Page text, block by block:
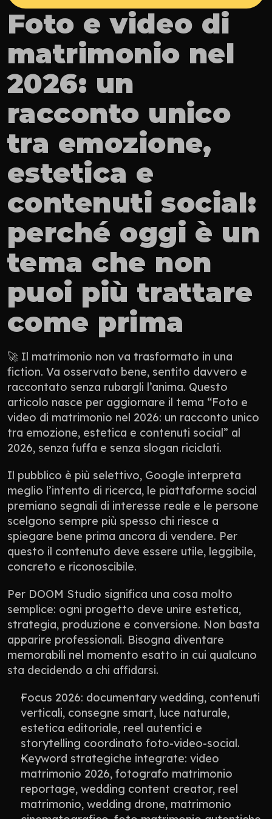
Foto e video di
matrimonio nel
2026: un
racconto unico
tra emozione,
estetica e
contenuti social:
perché oggi è un
tema che non
puoi più trattare
come prima
🚀 Il matrimonio non va trasformato in una
fiction. Va osservato bene, sentito davvero e
raccontato senza rubargli l’anima. Questo
articolo nasce per aggiornare il tema “Foto e
video di matrimonio nel 2026: un racconto unico
tra emozione, estetica e contenuti social” al
2026, senza fuffa e senza slogan riciclati.
Il pubblico è più selettivo, Google interpreta
meglio l’intento di ricerca, le piattaforme social
premiano segnali di interesse reale e le persone
scelgono sempre più spesso chi riesce a
spiegare bene prima ancora di vendere. Per
questo il contenuto deve essere utile, leggibile,
concreto e riconoscibile.
Per DOOM Studio significa una cosa molto
semplice: ogni progetto deve unire estetica,
strategia, produzione e conversione. Non basta
apparire professionali. Bisogna diventare
memorabili nel momento esatto in cui qualcuno
sta decidendo a chi affidarsi.
Focus 2026: documentary wedding, contenuti
verticali, consegne smart, luce naturale,
estetica editoriale, reel autentici e
storytelling coordinato foto-video-social.
Keyword strategiche integrate: video
matrimonio 2026, fotografo matrimonio
reportage, wedding content creator, reel
matrimonio, wedding drone, matrimonio